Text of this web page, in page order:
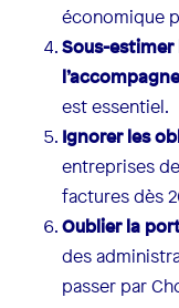
économique
Sous-estimer
est essentiel.
Ignorer les
entreprises
factures dès
Oublier la
des
passer par